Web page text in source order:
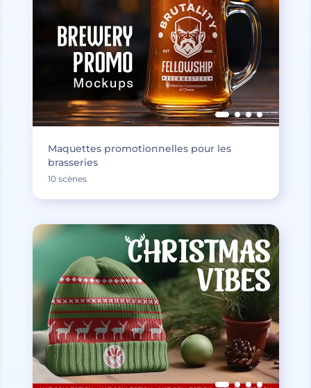
Maquettes promotionnelles pour les
brasseries
10 scènes